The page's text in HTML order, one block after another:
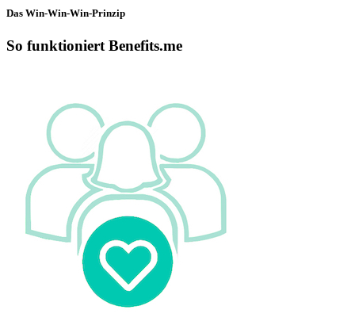
Das Win-Win-Win-Prinzip
So funktioniert Benefits.me